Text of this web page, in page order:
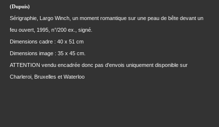
(Dupuis)
Sérigraphie, Largo Winch, un moment romantique sur une peau de bête devant un
feu ouvert, 1995, n°/200 ex., signé.
Dimensions cadre : 40 x 51 cm
Dimensions image : 35 x 45 cm.
ATTENTION vendu encadrée donc pas d'envois uniquement disponible sur
Charleroi, Bruxelles et Waterloo